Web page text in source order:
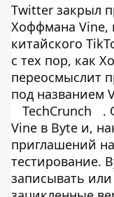
Twitter закрыл
Хоффмана Vine,
китайского
с тех пор, как
переосмыслит
под названием
TechCrunch
.
Vine в Byte и,
приглашений
тестирование.
записывать